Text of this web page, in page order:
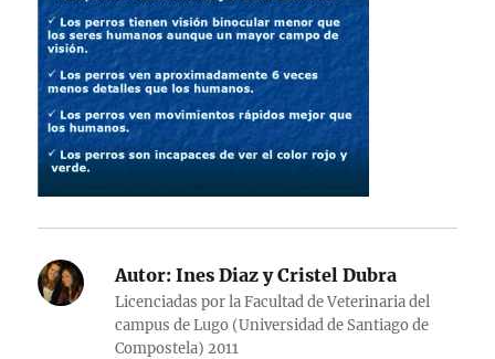
Autor: Ines Diaz y Cristel Dubra
Licenciadas por la Facultad de Veterinaria del
campus de Lugo (Universidad de Santiago de
Compostela) 2011